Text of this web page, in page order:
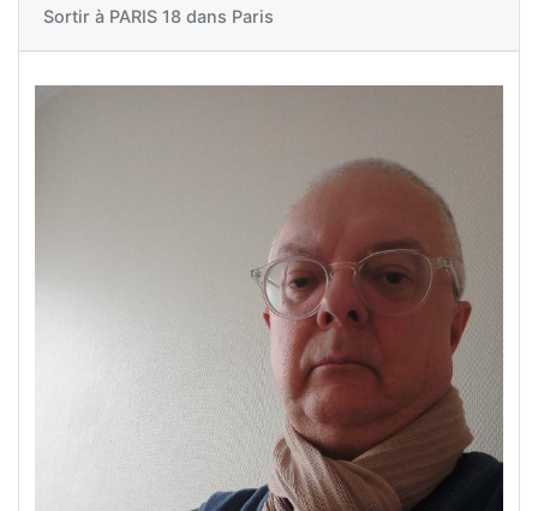
Sortir à PARIS 18 dans Paris